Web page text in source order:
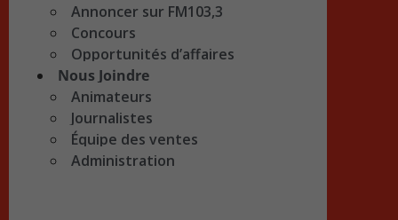
Annoncer sur FM103,3
Concours
Opportunités d’affaires
Nous Joindre
Animateurs
Journalistes
Équipe des ventes
Administration